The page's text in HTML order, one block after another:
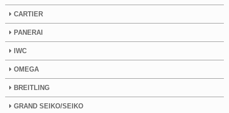
CARTIER
PANERAI
IWC
OMEGA
BREITLING
GRAND SEIKO/SEIKO